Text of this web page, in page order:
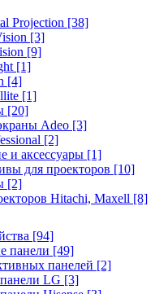
Projection [38]
[3]
[9]
[1]
[4]
[1]
[20]
Adeo [3]
[2]
и аксессуары [1]
для проекторов [10]
[2]
Hitachi, Maxell [8]
[94]
панели [49]
панелей [2]
LG [3]